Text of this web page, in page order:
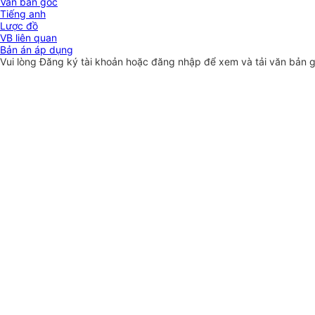
Tiếng anh
Lược đồ
VB liên quan
Bản án áp dụng
Vui lòngĐăng ký tài khoản hoặc đăng nhập để xem và tải văn bản